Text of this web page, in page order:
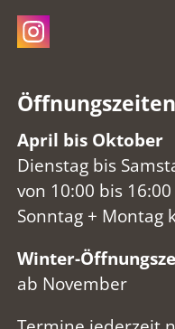
Öffnungszeiten
April bis Oktober
Dienstag bis
von 10:00 bis
Sonntag + Montag
Winter-
ab November